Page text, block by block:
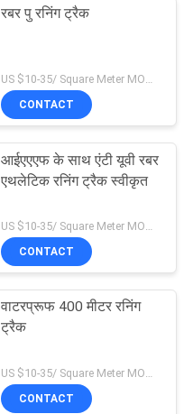
रबर पु रनिंग ट्रैक
US $10-35/ Square Meter MOQ:/
CONTACT
आईएएएफ के साथ एंटी यूवी रबर
एथलेटिक रनिंग ट्रैक स्वीकृत
US $10-35/ Square Meter MOQ:/
CONTACT
वाटरप्रूफ 400 मीटर रनिंग
ट्रैक
US $10-35/ Square Meter MOQ:/
CONTACT